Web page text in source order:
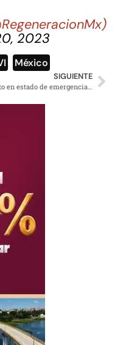
2023
México
SIGUIENTE
Quito en estado de emergencia por intensos incendios